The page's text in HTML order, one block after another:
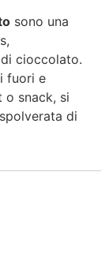
sono una
cioccolato.
fuori e
o snack, si
di